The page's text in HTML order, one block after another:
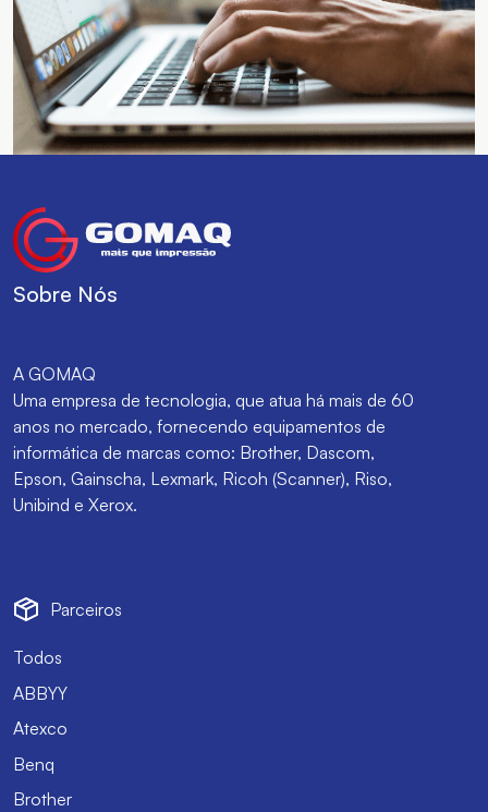
Sobre Nós
A GOMAQ
Uma empresa de tecnologia, que atua há mais de 60
anos no mercado, fornecendo equipamentos de
informática de marcas como: Brother, Dascom,
Epson, Gainscha, Lexmark, Ricoh (Scanner), Riso,
Unibind e Xerox.
Parceiros
Todos
ABBYY
Atexco
Benq
Brother